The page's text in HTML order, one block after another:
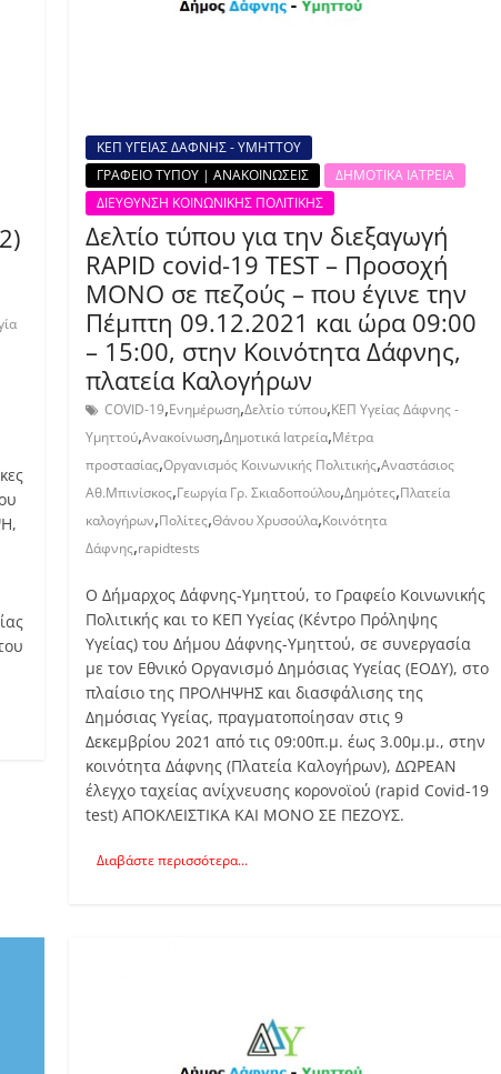
ΚΕΠ ΥΓΕΙΑΣ ΔΑΦΝΗΣ - ΥΜΗΤΤΟΥ
ΓΡΑΦΕΙΟ ΤΥΠΟΥ | ΑΝΑΚΟΙΝΩΣΕΙΣ
ΔΗΜΟΤΙΚΑ ΙΑΤΡΕΙΑ
ΔΙΕΥΘΥΝΣΗ ΚΟΙΝΩΝΙΚΗΣ ΠΟΛΙΤΙΚΗΣ
Δελτίο τύπου για την διεξαγωγή
RAPID covid-19 TEST – Προσοχή
ΜΟΝΟ σε πεζούς – που έγινε την
Πέμπτη 09.12.2021 και ώρα 09:00
– 15:00, στην Kοινότητα Δάφνης,
πλατεία Καλογήρων
COVID-19,Ενημέρωση,Δελτίο τύπου,ΚΕΠ Υγείας Δάφνης -
Υμηττού,Ανακοίνωση,Δημοτικά Ιατρεία,Μέτρα
προστασίας,Οργανισμός Κοινωνικής Πολιτικής,Αναστάσιος
Αθ.Μπινίσκος,Γεωργία Γρ. Σκιαδοπούλου,Δημότες,Πλατεία
καλογήρων,Πολίτες,Θάνου Χρυσούλα,Κοινότητα
Δάφνης,rapidtests
Ο Δήμαρχος Δάφνης-Υμηττού, το Γραφείο Κοινωνικής
Πολιτικής και το ΚΕΠ Υγείας (Κέντρο Πρόληψης
Υγείας) του Δήμου Δάφνης-Υμηττού, σε συνεργασία
με τον Εθνικό Οργανισμό Δημόσιας Υγείας (ΕΟΔΥ), στο
πλαίσιο της ΠΡΟΛΗΨΗΣ και διασφάλισης της
Δημόσιας Υγείας, πραγματοποίησαν στις 9
Δεκεμβρίου 2021 από τις 09:00π.μ. έως 3.00μ.μ., στην
κοινότητα Δάφνης (Πλατεία Καλογήρων), ΔΩΡΕΑΝ
έλεγχο ταχείας ανίχνευσης κορονοϊού (rapid Covid-19
test) ΑΠΟΚΛΕΙΣΤΙΚΑ ΚΑΙ ΜΟΝΟ ΣΕ ΠΕΖΟΥΣ.
Διαβάστε περισσότερα...